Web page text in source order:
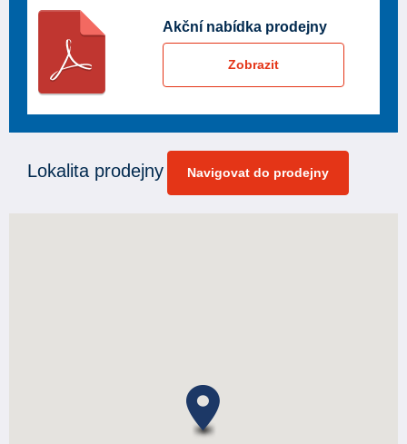
Akční nabídka prodejny
Zobrazit
Lokalita prodejny Navigovat do prodejny